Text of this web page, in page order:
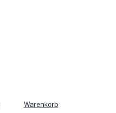
Warenkorb